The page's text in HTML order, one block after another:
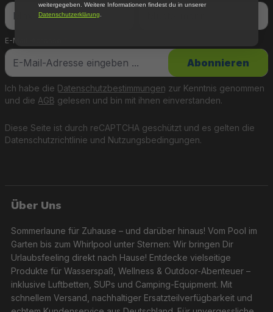
E-Mail-Adresse
Diese Seite ist durch reCAPTCHA geschützt und es gelten die
Datenschutzrichtlinie und Nutzungsbedingungen.
Ich habe die Datenschutzbestimmungen zur Kenntnis genommen
und die AGB gelesen und bin mit ihnen einverstanden.
Abonnieren
Über Uns
Sommerlaune für Zuhause – und darüber hinaus! Vom Pool im
Garten bis zum Whirlpool unter Sternen: Wir bringen Dir
Urlaubsfeeling direkt nach Hause! Entdecke vielseitige
Produkte für Wasserspaß, Wellness & Outdoor-Abenteuer –
inklusive Luftbetten, SUPs und Camping-Equipment. Mit
schnellem Versand, nachhaltiger Ersatzteilverfügbarkeit und
weitergegeben. Weitere Informationen findest du in unserer
Datenschutzerklärung